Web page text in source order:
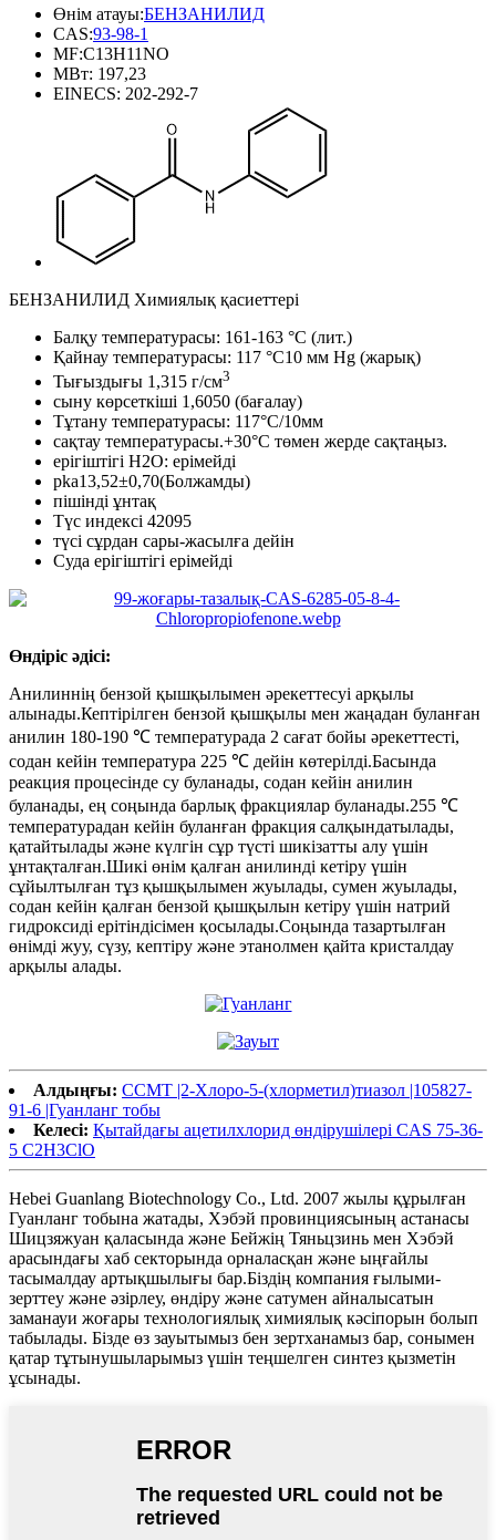
Өнім атауы:БЕНЗАНИЛИД
CAS:93-98-1
MF:C13H11NO
МВт: 197,23
EINECS: 202-292-7
БЕНЗАНИЛИД Химиялық қасиеттері
Балқу температурасы: 161-163 °C (лит.)
Қайнау температурасы: 117 °C10 мм Hg (жарық)
Тығыздығы 1,315 г/см3
сыну көрсеткіші 1,6050 (бағалау)
Тұтану температурасы: 117°C/10мм
сақтау температурасы.+30°C төмен жерде сақтаңыз.
ерігіштігі H2O: ерімейді
pka13,52±0,70(Болжамды)
пішінді ұнтақ
Түс индексі 42095
түсі сұрдан сары-жасылға дейін
Суда ерігіштігі ерімейді
Өндіріс әдісі:
Анилиннің бензой қышқылымен әрекеттесуі арқылы
алынады.Кептірілген бензой қышқылы мен жаңадан буланған
анилин 180-190 ℃ температурада 2 сағат бойы әрекеттесті,
содан кейін температура 225 ℃ дейін көтерілді.Басында
реакция процесінде су буланады, содан кейін анилин
буланады, ең соңында барлық фракциялар буланады.255 ℃
температурадан кейін буланған фракция салқындатылады,
қатайтылады және күлгін сұр түсті шикізатты алу үшін
ұнтақталған.Шикі өнім қалған анилинді кетіру үшін
сұйылтылған тұз қышқылымен жуылады, сумен жуылады,
содан кейін қалған бензой қышқылын кетіру үшін натрий
гидроксиді ерітіндісімен қосылады.Соңында тазартылған
өнімді жуу, сүзу, кептіру және этанолмен қайта кристалдау
арқылы алады.
Алдыңғы: CCMT |2-Хлоро-5-(хлорметил)тиазол |105827-
91-6 |Гуанланг тобы
Келесі: Қытайдағы ацетилхлорид өндірушілері CAS 75-36-
5 C2H3ClO
Hebei Guanlang Biotechnology Co., Ltd. 2007 жылы құрылған
Гуанланг тобына жатады, Хэбэй провинциясының астанасы
Шицзяжуан қаласында және Бейжің Тяньцзинь мен Хэбэй
арасындағы хаб секторында орналасқан және ыңғайлы
тасымалдау артықшылығы бар.Біздің компания ғылыми-
зерттеу және әзірлеу, өндіру және сатумен айналысатын
заманауи жоғары технологиялық химиялық кәсіпорын болып
табылады. Бізде өз зауытымыз бен зертханамыз бар, сонымен
қатар тұтынушыларымыз үшін теңшелген синтез қызметін
ұсынады.